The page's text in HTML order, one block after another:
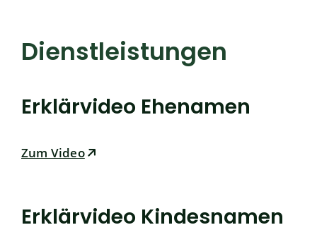
Dienstleistungen
Erklärvideo Ehenamen
Zum Video
Erklärvideo Kindesnamen